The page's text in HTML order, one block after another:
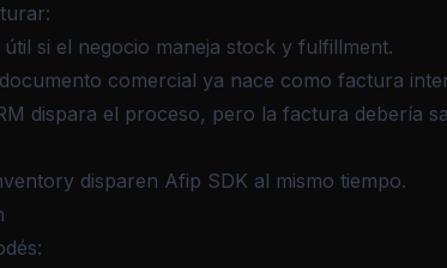
útil si el negocio maneja stock y fulfillment.
comercial ya nace como factura
dispara el proceso, pero la factura debería
disparen Afip SDK al mismo tiempo.